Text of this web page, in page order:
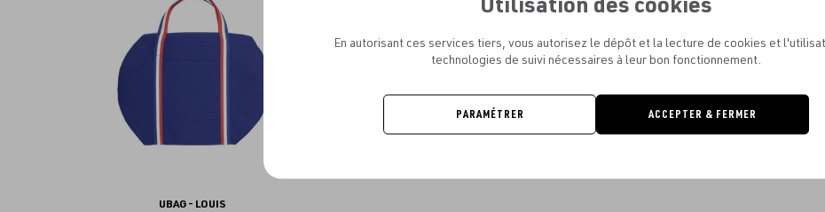
UBAG - LOUIS
En autorisant ces services tiers, vous autorisez le dépôt et la lecture de cookies et
technologies de suivi nécessaires à leur bon fonctionnement.
PARAMÉTRER ACCEPTER & FERMER